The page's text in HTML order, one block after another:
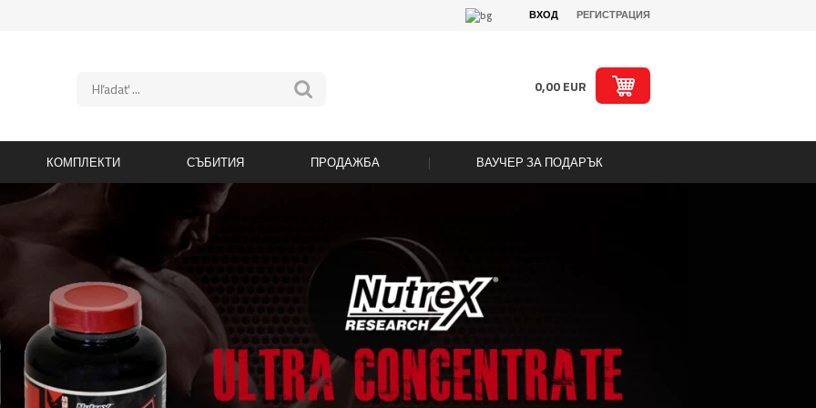
ВХОД РЕГИСТРАЦИЯ
0,00 EUR
АМИНОКИСЕЛИНИ
Глутамин
Говеждо месо
Изчерпателен
Течност
HMB
Креатин
Ставно хранене
Добавки
PH
Напитки
Аксесоари
Протеинови барове, чипс
GE Labs
Concept
Labs
Nutrition
Tech Pharmaceuticals
Holy Grail
Labs
MuscleCare
MuscleMeds
MyProtein
NOW Foods
Nucleon Nutrition
Nutrend
Nutrex
Olimp
Real Pharm
Redcon1
Rich Piana 5% Nutrition
Rule1
SAN
Savage Line Labs
Scitec Nutrition
Skull Labs
КОМПЛЕКТИ СЪБИТИЯ ПРОДАЖБА | ВАУЧЕР ЗА ПОДАРЪК